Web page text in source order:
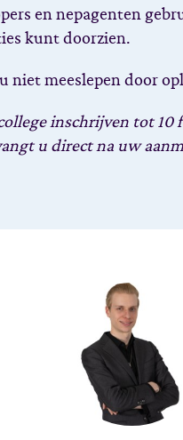
en nepagenten
kunt doorzien.
niet meeslepen door
inschrijven tot 10
u direct na uw